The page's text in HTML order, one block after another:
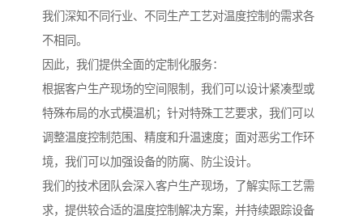
我们深知不同行业、不同生产工艺对温度控制的需求各
不相同。
因此，我们提供全面的定制化服务：
根据客户生产现场的空间限制，我们可以设计紧凑型或
特殊布局的水式模温机；针对特殊工艺要求，我们可以
调整温度控制范围、精度和升温速度；面对恶劣工作环
境，我们可以加强设备的防腐、防尘设计。
我们的技术团队会深入客户生产现场，了解实际工艺需
求，提供较合适的温度控制解决方案，并持续跟踪设备